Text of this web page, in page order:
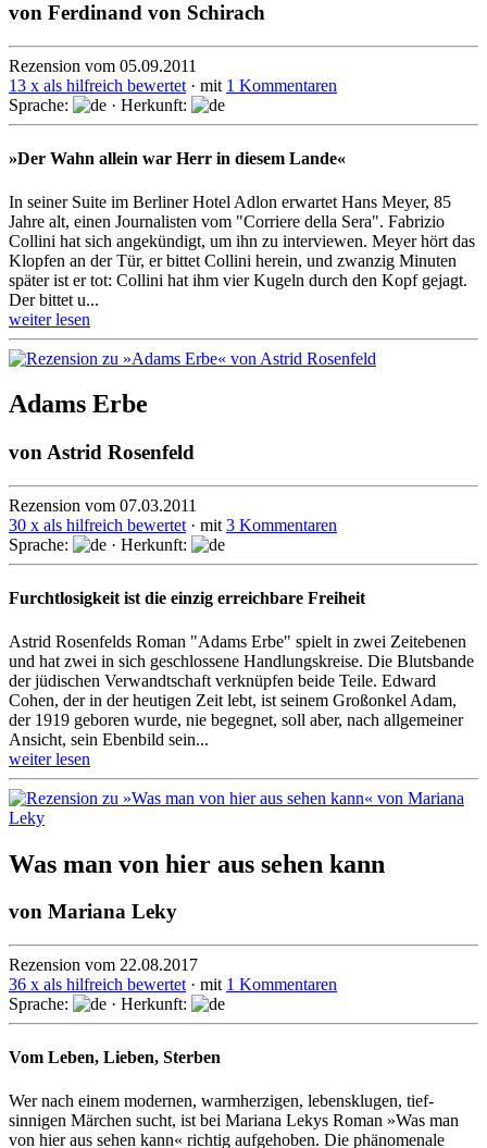
von Ferdinand von Schirach
Rezension vom 05.09.2011
13 x als hilfreich bewertet · mit 1 Kommentaren
Sprache:
· Herkunft:
»Der Wahn allein war Herr in diesem Lande«
In seiner Suite im Berliner Hotel Adlon erwartet Hans Meyer, 85
Jahre alt, einen Journalisten vom "Corriere della Sera". Fabrizio
Collini hat sich angekündigt, um ihn zu interviewen. Meyer hört das
Klopfen an der Tür, er bittet Collini herein, und zwanzig Minuten
später ist er tot: Collini hat ihm vier Kugeln durch den Kopf gejagt.
Der bittet u...
weiter lesen
Adams Erbe
vonAstrid Rosenfeld
Rezension vom 07.03.2011
30 x als hilfreich bewertet · mit 3 Kommentaren
Sprache:
· Herkunft:
Furchtlosigkeit ist die einzig erreichbare Freiheit
Astrid Rosenfelds Roman "Adams Erbe" spielt in zwei Zeitebenen
und hat zwei in sich geschlossene Handlungskreise. Die Blutsbande
der jüdischen Verwandtschaft verknüpfen beide Teile. Edward
Cohen, der in der heutigen Zeit lebt, ist seinem Großonkel Adam,
der 1919 geboren wurde, nie begegnet, soll aber, nach allgemeiner
Ansicht, sein Ebenbild sein...
weiter lesen
Was man von hier aus sehen kann
von Mariana Leky
Rezension vom 22.08.2017
36 x als hilfreich bewertet · mit 1 Kommentaren
Sprache:
· Herkunft:
Vom Leben, Lieben, Sterben
Wer nach einem modernen, warmherzigen, lebens­klugen, tief­
sinnigen Märchen sucht, ist bei Mariana Lekys Roman »Was man
von hier aus sehen kann« richtig aufge­hoben. Die phäno­menale